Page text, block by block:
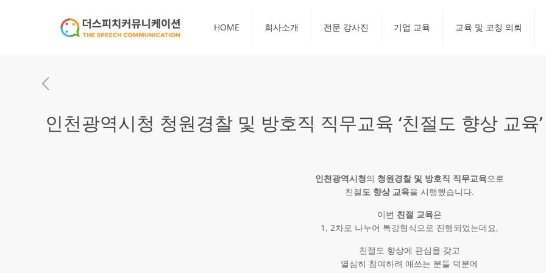
HOME 회사소개 전문 강사진 기업 교육 교육 및 코칭 의뢰
인천광역시청 청원경찰 및 방호직 직무교육 ‘친절도 향상 교육’
인천광역시청의 청원경찰 및 방호직 직무교육으로
친절도 향상 교육을 시행했습니다.
이번 친절 교육은
1, 2차로 나누어 특강형식으로 진행되었는데요,
친절도 향상에 관심을 갖고
열심히 참여하려 애쓰는 분들 덕분에